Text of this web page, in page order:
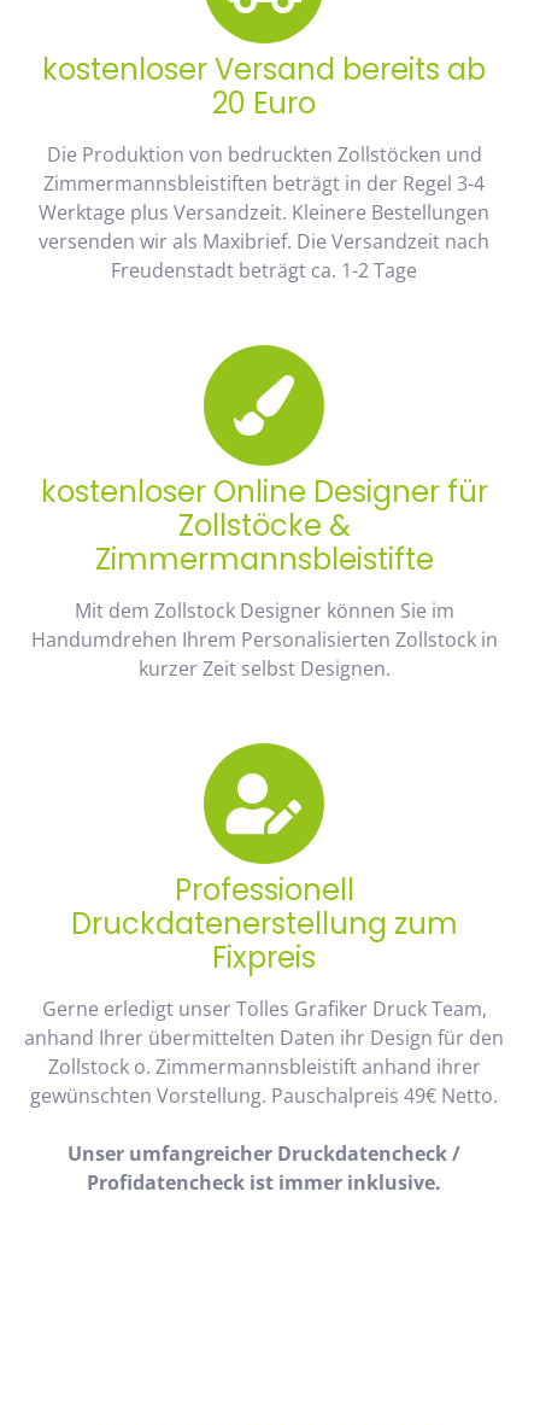
kostenloser Versand bereits ab
20 Euro
Die Produktion von bedruckten Zollstöcken und
Zimmermannsbleistiften beträgt in der Regel 3-4
Werktage plus Versandzeit. Kleinere Bestellungen
versenden wir als Maxibrief. Die Versandzeit nach
Freudenstadt beträgt ca. 1-2 Tage
kostenloser Online Designer für
Zollstöcke &
Zimmermannsbleistifte
Mit dem Zollstock Designer können Sie im
Handumdrehen Ihrem Personalisierten Zollstock in
kurzer Zeit selbst Designen.
Professionell
Druckdatenerstellung zum
Fixpreis
Gerne erledigt unser Tolles Grafiker Druck Team,
anhand Ihrer übermittelten Daten ihr Design für den
Zollstock o. Zimmermannsbleistift anhand ihrer
gewünschten Vorstellung. Pauschalpreis 49€ Netto.
Unser umfangreicher Druckdatencheck /
Profidatencheck ist immer inklusive.